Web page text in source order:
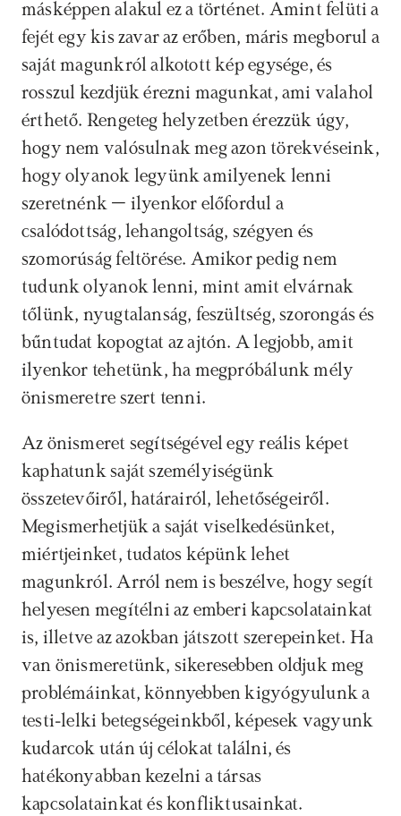
másképpen alakul ez a történet. Amint felüti a
fejét egy kis zavar az erőben, máris megborul a
saját magunkról alkotott kép egysége, és
rosszul kezdjük érezni magunkat, ami valahol
érthető. Rengeteg helyzetben érezzük úgy,
hogy nem valósulnak meg azon törekvéseink,
hogy olyanok legyünk amilyenek lenni
szeretnénk – ilyenkor előfordul a
csalódottság, lehangoltság, szégyen és
szomorúság feltörése. Amikor pedig nem
tudunk olyanok lenni, mint amit elvárnak
tőlünk, nyugtalanság, feszültség, szorongás és
bűntudat kopogtat az ajtón. A legjobb, amit
ilyenkor tehetünk, ha megpróbálunk mély
önismeretre szert tenni.
Az önismeret segítségével egy reális képet
kaphatunk saját személyiségünk
összetevőiről, határairól, lehetőségeiről.
Megismerhetjük a saját viselkedésünket,
miértjeinket, tudatos képünk lehet
magunkról. Arról nem is beszélve, hogy segít
helyesen megítélni az emberi kapcsolatainkat
is, illetve az azokban játszott szerepeinket. Ha
van önismeretünk, sikeresebben oldjuk meg
problémáinkat, könnyebben kigyógyulunk a
testi-lelki betegségeinkből, képesek vagyunk
kudarcok után új célokat találni, és
hatékonyabban kezelni a társas
kapcsolatainkat és konfliktusainkat.